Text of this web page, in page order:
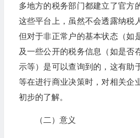
多地方的税务部门都建立了官方
这些平台上，虽然不会透露纳税
但对于非正常户的基本状态（如
及一些公开的税务信息（如是否
示等）是可以查询到的，这有助
等在进行商业决策时，对相关企
初步的了解。
（二）意义